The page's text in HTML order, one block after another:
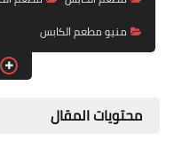
منيو مطعم الكابس
محتويات المقال